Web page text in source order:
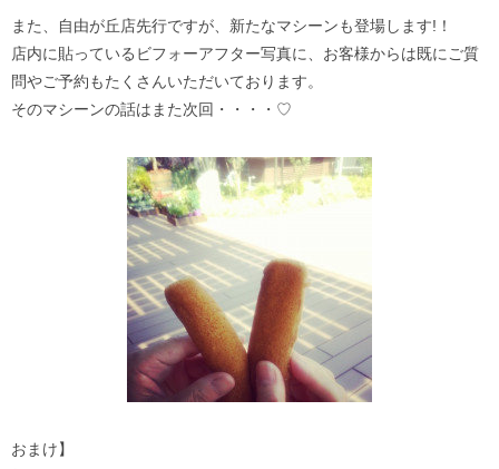
また、自由が丘店先行ですが、新たなマシーンも登場します!！
店内に貼っているビフォーアフター写真に、お客様からは既にご質
問やご予約もたくさんいただいております。
そのマシーンの話はまた次回・・・・♡
おまけ】